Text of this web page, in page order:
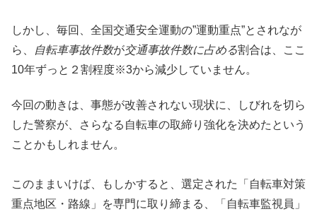
しかし、毎回、全国交通安全運動の”運動重点”とされなが
ら、
自転車事故件数が交通事故件数に占める割合は、ここ
10年ずっと２割程度※3から減少していません。
今回の動きは、事態が改善されない現状に、しびれを切ら
した警察が、さらなる自転車の取締り強化を決めたという
ことかもしれません。
このままいけば、もしかすると、選定された「自転車対策
重点地区・路線」を専門に取り締まる、「自転車監視員」